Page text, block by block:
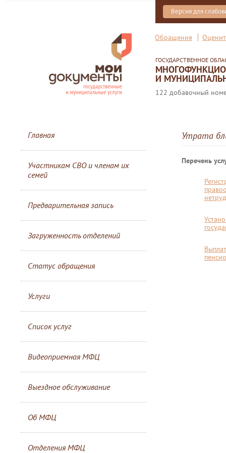
Версия для
Обращения
ГОСУДАРСТВЕННОЕ
И
122 добавочный
Главная
Участникам СВО и членам их
семей
Предварительная запись
Загруженность отделений
Статус обращения
Услуги
Список услуг
Видеоприемная МФЦ
Выездное обслуживание
Об МФЦ
Отделения МФЦ
Утрата
Перечень